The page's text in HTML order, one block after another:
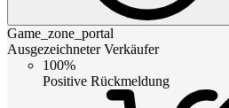
Game_zone_portal
Ausgezeichneter Verkäufer
100%
Positive Rückmeldung